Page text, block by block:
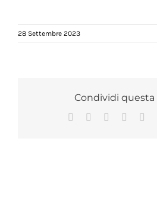
28 Settembre 2023
Condividi questa
Facebook Reddit